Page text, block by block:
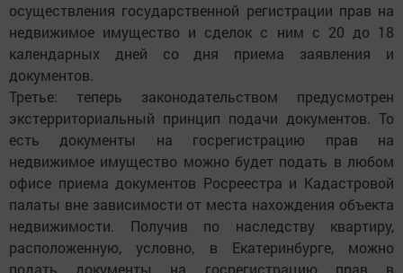
осуществления государственной регистрации прав на
недвижимое имущество и сделок с ним с 20 до 18
календарных дней со дня приема заявления и
документов.
Третье: теперь законодательством предусмотрен
экстерриториальный принцип подачи документов. То
есть документы на госрегистрацию прав на
недвижимое имущество можно будет подать в любом
офисе приема документов Росреестра и Кадастровой
палаты вне зависимости от места нахождения объекта
недвижимости. Получив по наследству квартиру,
расположенную, условно, в Екатеринбурге, можно